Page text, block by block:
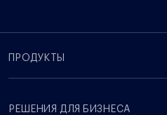
ПРОДУКТЫ
РЕШЕНИЯ ДЛЯ БИЗНЕСА